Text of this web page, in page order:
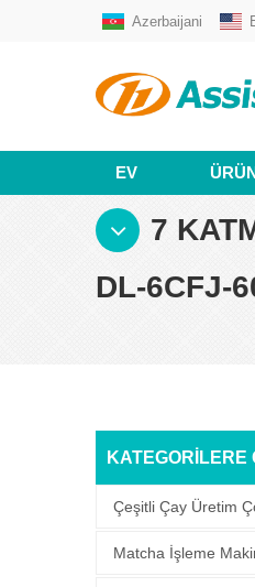
Azerbaijani
EV
7
DL-6CFJ-
KATEGORILERE
Çeşitli Çay Üretim
Matcha İşleme